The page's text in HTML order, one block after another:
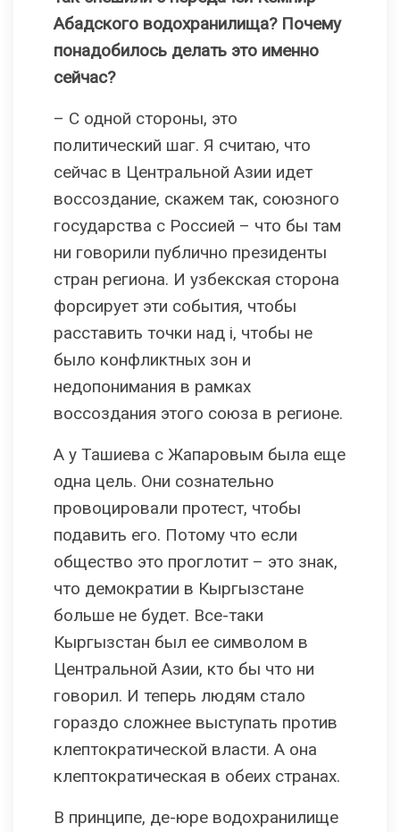
Абадского водохранилища? Почему
понадобилось делать это именно
сейчас?
– С одной стороны, это
политический шаг. Я считаю, что
сейчас в Центральной Азии идет
воссоздание, скажем так, союзного
государства с Россией – что бы там
ни говорили публично президенты
стран региона. И узбекская сторона
форсирует эти события, чтобы
расставить точки над i, чтобы не
было конфликтных зон и
недопонимания в рамках
воссоздания этого союза в регионе.
А у Ташиева с Жапаровым была еще
одна цель. Они сознательно
провоцировали протест, чтобы
подавить его. Потому что если
общество это проглотит – это знак,
что демократии в Кыргызстане
больше не будет. Все-таки
Кыргызстан был ее символом в
Центральной Азии, кто бы что ни
говорил. И теперь людям стало
гораздо сложнее выступать против
клептократической власти. А она
клептократическая в обеих странах.
В принципе, де-юре водохранилище